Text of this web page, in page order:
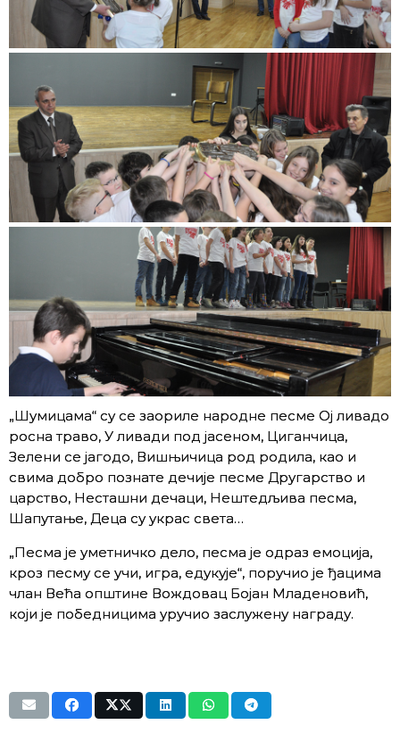
„Шумицама“ су се заориле народне песме Ој ливадо
росна траво, У ливади под јасеном, Циганчица,
Зелени се јагодо, Вишњичица род родила, као и
свима добро познате дечије песме Другарство и
царство, Несташни дечаци, Нештедљива песма,
Шапутање, Деца су украс света…
„Песма је уметничко дело, песма је одраз емоција,
кроз песму се учи, игра, едукује“, поручио је ђацима
члан Већа општине Вождовац Бојан Младеновић,
који је победницима уручио заслужену награду.